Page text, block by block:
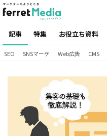
記事 特集 お役立ち資料
SEO SNSマーケ Web広告 CMS